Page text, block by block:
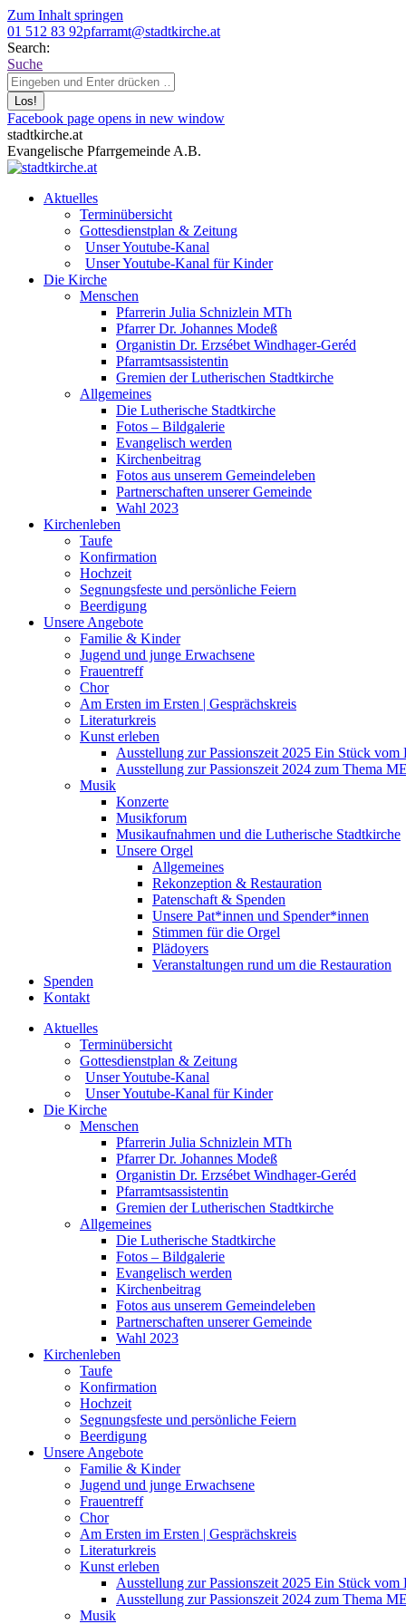
Zum Inhalt springen
01 512 83 92pfarramt@stadtkirche.at
Search:
Suche
Facebook page opens in new window
stadtkirche.at
Evangelische Pfarrgemeinde A.B.
Aktuelles
Terminübersicht
Gottesdienstplan & Zeitung
Unser Youtube-Kanal
Unser Youtube-Kanal für Kinder
Die Kirche
Menschen
Pfarrerin Julia Schnizlein MTh
Pfarrer Dr. Johannes Modeß
Organistin Dr. Erzsébet Windhager-Geréd
Pfarramtsassistentin
Gremien der Lutherischen Stadtkirche
Allgemeines
Die Lutherische Stadtkirche
Fotos – Bildgalerie
Evangelisch werden
Kirchenbeitrag
Fotos aus unserem Gemeindeleben
Partnerschaften unserer Gemeinde
Wahl 2023
Kirchenleben
Taufe
Konfirmation
Hochzeit
Segnungsfeste und persönliche Feiern
Beerdigung
Unsere Angebote
Familie & Kinder
Jugend und junge Erwachsene
Frauentreff
Chor
Am Ersten im Ersten | Gesprächskreis
Literaturkreis
Kunst erleben
Ausstellung zur Passionszeit 2025 Ein Stück vom
Ausstellung zur Passionszeit 2024 zum Thema
Musik
Konzerte
Musikforum
Musikaufnahmen und die Lutherische Stadtkirche
Unsere Orgel
Allgemeines
Rekonzeption & Restauration
Patenschaft & Spenden
Unsere Pat*innen und Spender*innen
Stimmen für die Orgel
Plädoyers
Veranstaltungen rund um die Restauration
Spenden
Kontakt
Aktuelles
Terminübersicht
Gottesdienstplan & Zeitung
Unser Youtube-Kanal
Unser Youtube-Kanal für Kinder
Die Kirche
Menschen
Pfarrerin Julia Schnizlein MTh
Pfarrer Dr. Johannes Modeß
Organistin Dr. Erzsébet Windhager-Geréd
Pfarramtsassistentin
Gremien der Lutherischen Stadtkirche
Allgemeines
Die Lutherische Stadtkirche
Fotos – Bildgalerie
Evangelisch werden
Kirchenbeitrag
Fotos aus unserem Gemeindeleben
Partnerschaften unserer Gemeinde
Wahl 2023
Kirchenleben
Taufe
Konfirmation
Hochzeit
Segnungsfeste und persönliche Feiern
Beerdigung
Unsere Angebote
Familie & Kinder
Jugend und junge Erwachsene
Frauentreff
Chor
Am Ersten im Ersten | Gesprächskreis
Literaturkreis
Kunst erleben
Ausstellung zur Passionszeit 2025 Ein Stück vom
Ausstellung zur Passionszeit 2024 zum Thema
Musik